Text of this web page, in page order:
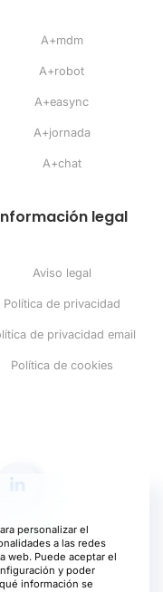
A+mdm
A+robot
A+easync
A+jornada
A+chat
legal
Aviso legal
Política de privacidad
de privacidad email
Política de cookies
personalizar el
a las redes
web. Puede aceptar el
y poder
información se